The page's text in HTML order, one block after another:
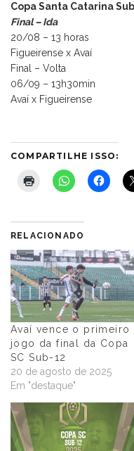
Copa Santa Catarina
Final – Ida
20/08 – 13 horas
Figueirense x Avaí
Final – Volta
06/09 – 13h30min
Avaí x Figueirense
COMPARTILHE ISSO:
RELACIONADO
Avaí vence o primeiro
jogo da final da Copa
SC Sub-12
20 de agosto de 2025
Em "destaque"